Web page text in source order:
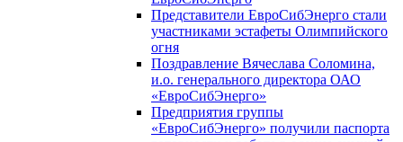
Представители ЕвроСибЭнерго стали
участниками эстафеты Олимпийского
огня
Поздравление Вячеслава Соломина,
и.о. генерального директора ОАО
«ЕвроСибЭнерго»
Предприятия группы
«ЕвроСибЭнерго» получили паспорта